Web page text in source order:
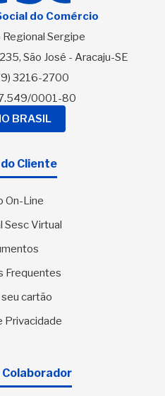
do Comércio
Sergipe
São José - Aracaju-SE
3216-2700
0001-80
BRASIL
Cliente
On-Line
Sesc Virtual
Frequentes
cartão
Privacidade
Colaborador